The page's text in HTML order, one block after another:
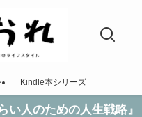
Kindle本シリーズ
い人のための人生戦略』